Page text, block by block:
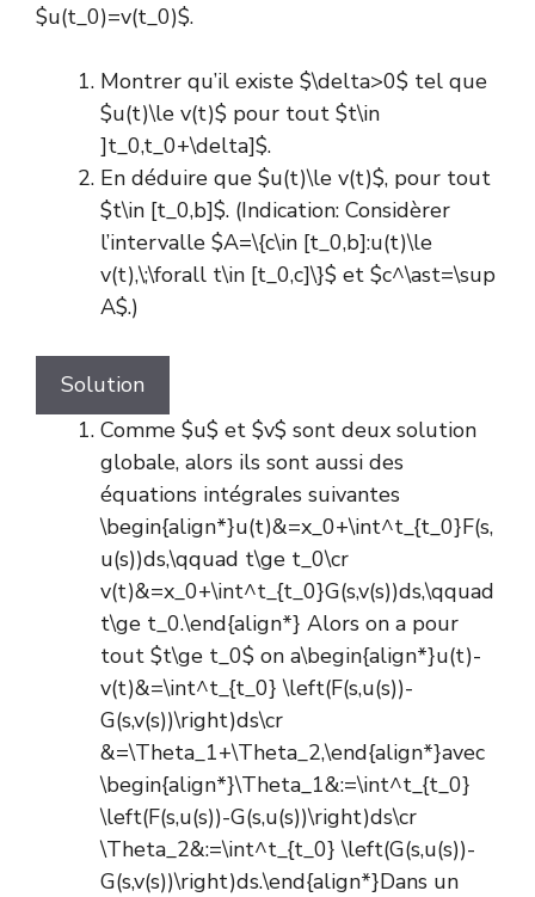
$u(t_0)=v(t_0)$.
Montrer qu’il existe $\delta>0$ tel que
$u(t)\le v(t)$ pour tout $t\in
]t_0,t_0+\delta]$.
En déduire que $u(t)\le v(t)$, pour tout
$t\in [t_0,b]$. (Indication: Considèrer
l’intervalle $A=\{c\in [t_0,b]:u(t)\le
v(t),\;\forall t\in [t_0,c]\}$ et $c^\ast=\sup
A$.)
Solution
Comme $u$ et $v$ sont deux solution
globale, alors ils sont aussi des
équations intégrales suivantes
\begin{align*}u(t)&=x_0+\int^t_{t_0}F(s,
u(s))ds,\qquad t\ge t_0\cr
v(t)&=x_0+\int^t_{t_0}G(s,v(s))ds,\qquad
t\ge t_0.\end{align*} Alors on a pour
tout $t\ge t_0$ on a\begin{align*}u(t)-
v(t)&=\int^t_{t_0} \left(F(s,u(s))-
G(s,v(s))\right)ds\cr
&=\Theta_1+\Theta_2,\end{align*}avec
\begin{align*}\Theta_1&:=\int^t_{t_0}
\left(F(s,u(s))-G(s,u(s))\right)ds\cr
\Theta_2&:=\int^t_{t_0} \left(G(s,u(s))-
G(s,v(s))\right)ds.\end{align*}Dans un